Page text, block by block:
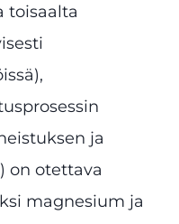
toisaalta
ja
on otettava
magnesium ja